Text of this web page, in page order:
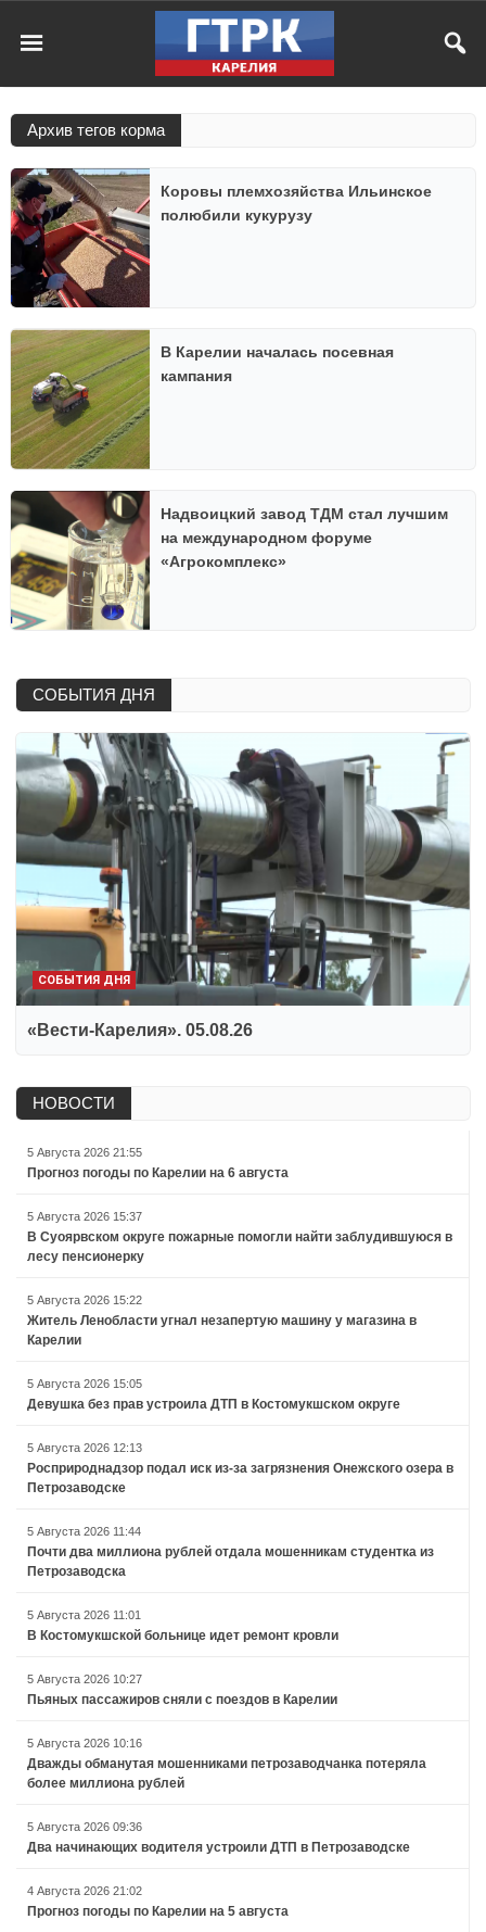
Архив тегов корма
Коровы племхозяйства Ильинское
полюбили кукурузу
В Карелии началась посевная
кампания
Надвоицкий завод ТДМ стал лучшим
на международном форуме
«Агрокомплекс»
СОБЫТИЯ ДНЯ
СОБЫТИЯ ДНЯ
«Вести-Карелия». 05.08.26
НОВОСТИ
5 Августа 2026 21:55
Прогноз погоды по Карелии на 6 августа
5 Августа 2026 15:37
В Суоярвском округе пожарные помогли найти заблудившуюся в
лесу пенсионерку
5 Августа 2026 15:22
Житель Ленобласти угнал незапертую машину у магазина в
Карелии
5 Августа 2026 15:05
Девушка без прав устроила ДТП в Костомукшском округе
5 Августа 2026 12:13
Росприроднадзор подал иск из-за загрязнения Онежского озера в
Петрозаводске
5 Августа 2026 11:44
Почти два миллиона рублей отдала мошенникам студентка из
Петрозаводска
5 Августа 2026 11:01
В Костомукшской больнице идет ремонт кровли
5 Августа 2026 10:27
Пьяных пассажиров сняли с поездов в Карелии
5 Августа 2026 10:16
Дважды обманутая мошенниками петрозаводчанка потеряла
более миллиона рублей
5 Августа 2026 09:36
Два начинающих водителя устроили ДТП в Петрозаводске
4 Августа 2026 21:02
Прогноз погоды по Карелии на 5 августа